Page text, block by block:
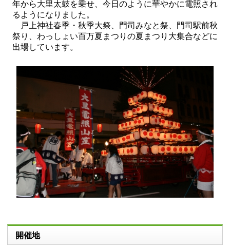
年から大里太鼓を乗せ、今日のように華やかに電照され
るようになりました。
戸上神社春季・秋季大祭、門司みなと祭、門司駅前秋
祭り、わっしょい百万夏まつりの夏まつり大集合などに
出場しています。
開催地